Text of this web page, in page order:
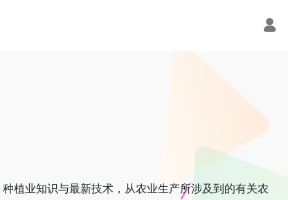
植业知识与最新技术，从农业生产所涉及到的有关农